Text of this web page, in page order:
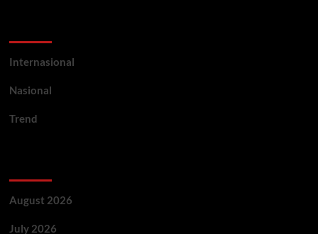
Internasional
Nasional
Trend
August 2026
July 2026